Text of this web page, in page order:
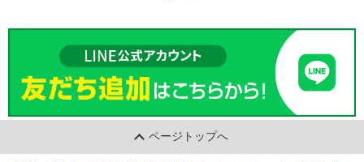
ページトップへ